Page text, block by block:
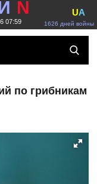
N
07:59 1626 дней войны
UA
по грибникам